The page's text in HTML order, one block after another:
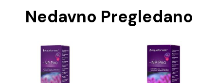
Nedavno Pregledano